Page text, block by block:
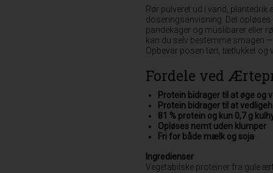
Rør pulveret ud i vand,
doseringsanvisning. Det
pandekager og müslibarer eller
kan du selv bestemme smagen
Opbevar posen tørt, tætlukket og
Fordele ved
Protein bidrager til at øge og
Protein bidrager til at
81 % protein og kun 0,7 g
Opløses nemt uden klumper
Fri for både mælk og soja
Ingredienser
Vegetabilske proteiner fra gule